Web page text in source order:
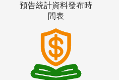
預告統計資料發布時
間表